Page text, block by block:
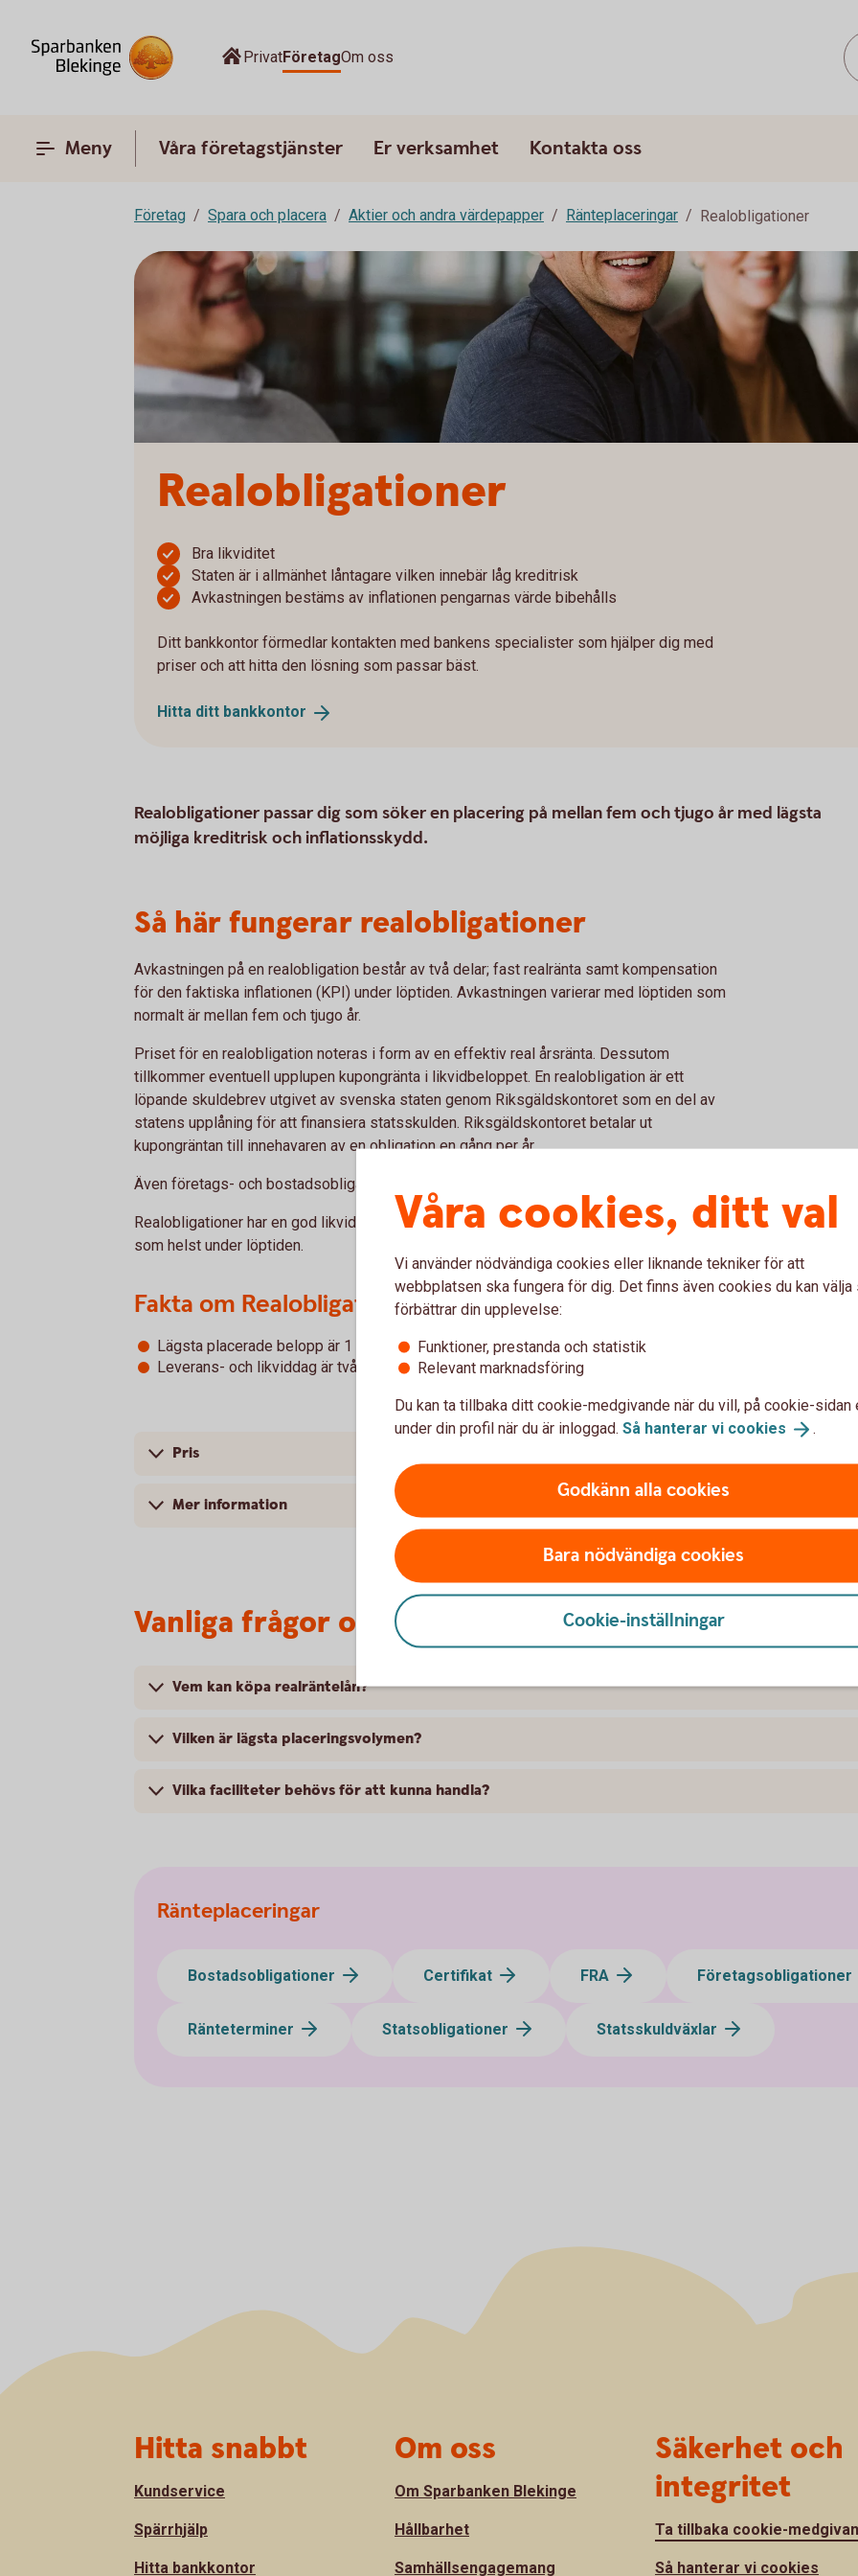
PrivatFöretagOm oss
Meny Våra företagstjänster Er verksamhet Kontakta oss
Företag Spara och placera Aktier och andra värdepapper Ränteplaceringar Realobligationer
Realobligationer
Bra likviditet
Staten är i allmänhet låntagare vilken innebär låg kreditrisk
Avkastningen bestäms av inflationen pengarnas värde bibehålls
Ditt bankkontor förmedlar kontakten med bankens specialister som hjälper dig med
priser och att hitta den lösning som passar bäst.
Hitta ditt bankkontor
Realobligationer passar dig som söker en placering på mellan fem och tjugo år med lägsta
möjliga kreditrisk och inflationsskydd.
Så här fungerar realobligationer
Avkastningen på en realobligation består av två delar; fast realränta samt kompensation
för den faktiska inflationen (KPI) under löptiden. Avkastningen varierar med löptiden som
normalt är mellan fem och tjugo år.
Priset för en realobligation noteras i form av en effektiv real årsränta. Dessutom
tillkommer eventuell upplupen kupongränta i likvidbeloppet. En realobligation är ett
löpande skuldebrev utgivet av svenska staten genom Riksgäldskontoret som en del av
statens upplåning för att finansiera statsskulden. Riksgäldskontoret betalar ut
kupongräntan till innehavaren av en obligation en gång per år.
Även företags- och bostadsobligationer kan ibland emitteras i form av en realobligation.
Realobligationer har en god likviditet vilket innebär att de är lätta att köpa och sälja när
som helst under löptiden.
Fakta om Realobligationer
Lägsta placerade belopp är 1 miljon kronor
Leverans- och likviddag är två vardagar efter avslut
Pris
Mer information
Vanliga frågor och svar om Realobligationer
Vem kan köpa realräntelån?
Vilken är lägsta placeringsvolymen?
Vilka faciliteter behövs för att kunna handla?
Ränteplaceringar
Bostadsobligationer Certifikat FRA Företagsobligationer
Ränteterminer Statsobligationer Statsskuldväxlar
Våra cookies, ditt val
Vi använder nödvändiga cookies eller liknande tekniker för att
webbplatsen ska fungera för dig. Det finns även cookies du kan välja
förbättrar din upplevelse:
Funktioner, prestanda och statistik
Relevant marknadsföring
Du kan ta tillbaka ditt cookie-medgivande när du vill, på cookie-sidan
under din profil när du är inloggad. Så hanterar vi cookies .
Godkänn alla cookies
Bara nödvändiga cookies
Cookie-inställningar
Hitta snabbt
Kundservice
Spärrhjälp
Hitta bankkontor
Om oss
Om Sparbanken Blekinge
Hållbarhet
Samhällsengagemang
Säkerhet och
integritet
Ta tillbaka cookie-
Så hanterar vi cookies